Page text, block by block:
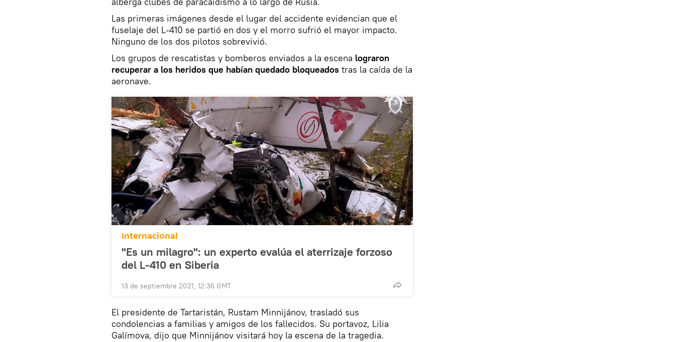
Las primeras imágenes desde el lugar del accidente evidencian que el
fuselaje del L-410 se partió en dos y el morro sufrió el mayor impacto.
Ninguno de los dos pilotos sobrevivió.
Los grupos de rescatistas y bomberos enviados a la escena lograron
recuperar a los heridos que habían quedado bloqueados tras la caída de la
aeronave.
Internacional
"Es un milagro": un experto evalúa el aterrizaje forzoso
del L-410 en Siberia
13 de septiembre 2021, 12:36 GMT
El presidente de Tartaristán, Rustam Minnijánov, trasladó sus
condolencias a familias y amigos de los fallecidos. Su portavoz, Lilia
Galímova, dijo que Minnijánov visitará hoy la escena de la tragedia.